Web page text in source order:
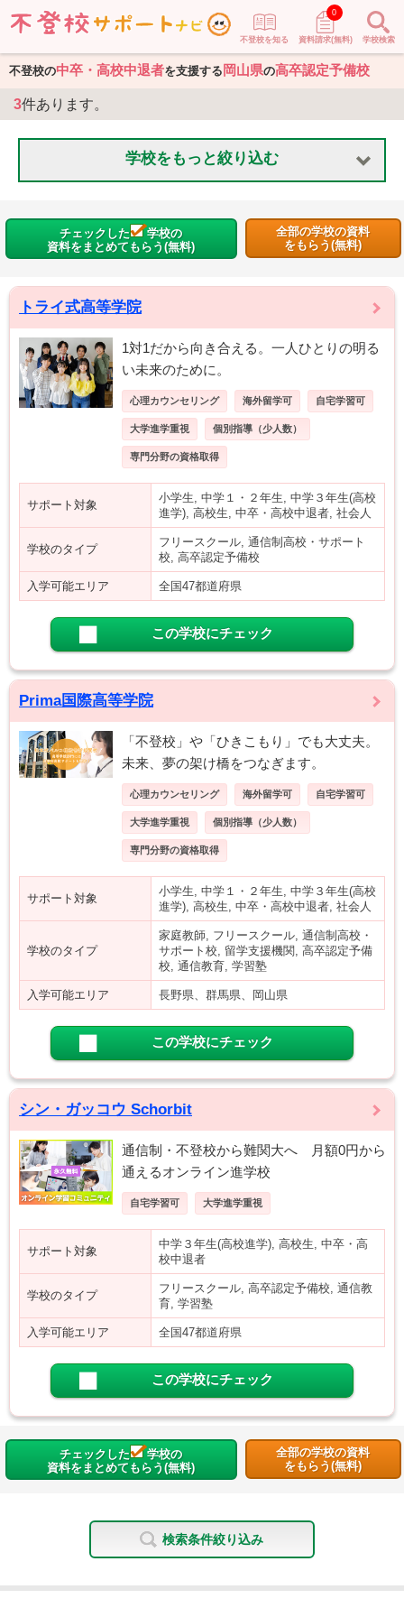
不登校を知る 資料請求(無料)
0
学校検索
不登校の中卒・高校中退者を支援する 岡山県の高卒認定予備校
3件あります。
学校をもっと絞り込む
チェックした
学校の
資料をまとめてもらう(無料)
全部の学校の資料
をもらう(無料)
トライ式高等学院
1対1だから向き合える。一人ひとりの明る
い未来のために。
心理カウンセリング 海外留学可 自宅学習可
大学進学重視 個別指導（少人数）
専門分野の資格取得
サポート対象
小学生, 中学１・２年生, 中学３年生(高校
進学), 高校生, 中卒・高校中退者, 社会人
学校のタイプ
フリースクール, 通信制高校・サポート
校, 高卒認定予備校
入学可能エリア 全国47都道府県
この学校にチェック
Prima国際高等学院
「不登校」や「ひきこもり」でも大丈夫。
未来、夢の架け橋をつなぎます。
心理カウンセリング 海外留学可 自宅学習可
大学進学重視 個別指導（少人数）
専門分野の資格取得
サポート対象
小学生, 中学１・２年生, 中学３年生(高校
進学), 高校生, 中卒・高校中退者, 社会人
学校のタイプ
家庭教師, フリースクール, 通信制高校・
サポート校, 留学支援機関, 高卒認定予備
校, 通信教育, 学習塾
入学可能エリア 長野県、群馬県、岡山県
この学校にチェック
シン・ガッコウ Schorbit
通信制・不登校から難関大へ 月額0円から
通えるオンライン進学校
自宅学習可 大学進学重視
サポート対象
中学３年生(高校進学), 高校生, 中卒・高
校中退者
学校のタイプ
フリースクール, 高卒認定予備校, 通信教
育, 学習塾
入学可能エリア 全国47都道府県
この学校にチェック
チェックした
学校の
資料をまとめてもらう(無料)
全部の学校の資料
をもらう(無料)
検索条件絞り込み